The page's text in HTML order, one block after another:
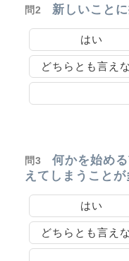
問2 新しいこと
はい
どちらとも言え
問3
何かを始め
えてしまうことが
はい
どちらとも言え